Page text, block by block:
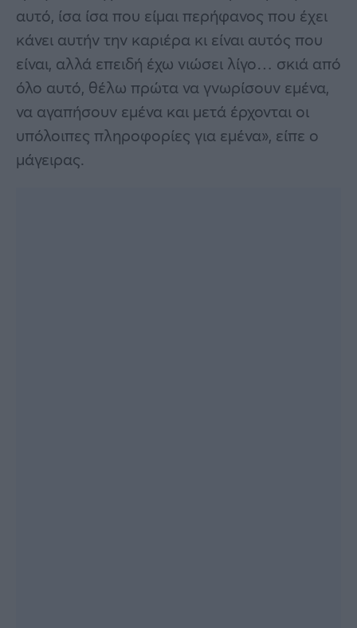
αυτό, ίσα ίσα που είμαι περήφανος που έχει
κάνει αυτήν την καριέρα κι είναι αυτός που
είναι, αλλά επειδή έχω νιώσει λίγο… σκιά από
όλο αυτό, θέλω πρώτα να γνωρίσουν εμένα,
να αγαπήσουν εμένα και μετά έρχονται οι
υπόλοιπες πληροφορίες για εμένα», είπε ο
μάγειρας.